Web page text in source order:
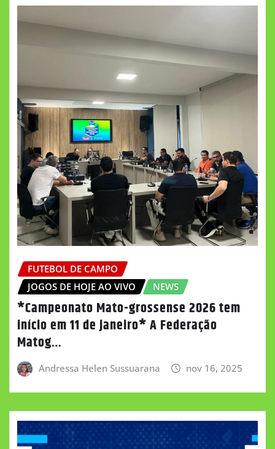
FUTEBOL DE CAMPO
JOGOS DE HOJE AO VIVO
NEWS
*Campeonato Mato-grossense 2026 tem
início em 11 de janeiro* A Federação
Matog…
Andressa Helen Sussuarana nov 16, 2025